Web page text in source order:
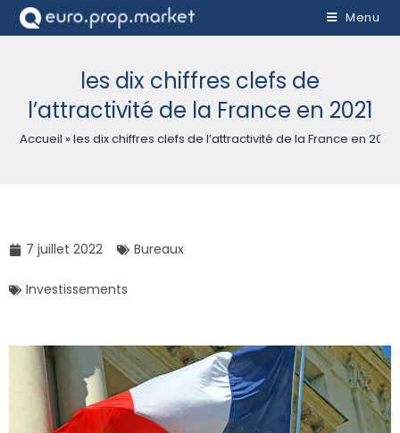
Menu
les dix chiffres clefs de
l’attractivité de la France en 2021
Accueil »les dix chiffres clefs de l’attractivité de la France en 2021
7 juillet 2022 Bureaux
Investissements